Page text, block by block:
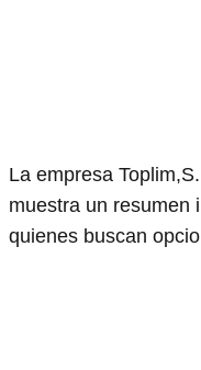
La empresa
muestra un resumen
quienes buscan